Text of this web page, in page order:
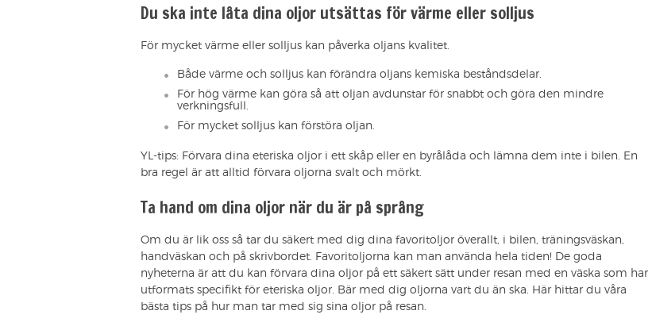
Du ska inte låta dina oljor utsättas för värme eller solljus
För mycket värme eller solljus kan påverka oljans kvalitet.
Både värme och solljus kan förändra oljans kemiska beståndsdelar.
För hög värme kan göra så att oljan avdunstar för snabbt och göra den mindre
verkningsfull.
För mycket solljus kan förstöra oljan.
YL-tips: Förvara dina eteriska oljor i ett skåp eller en byrålåda och lämna dem inte i bilen. En
bra regel är att alltid förvara oljorna svalt och mörkt.
Ta hand om dina oljor när du är på språng
Om du är lik oss så tar du säkert med dig dina favoritoljor överallt, i bilen, träningsväskan,
handväskan och på skrivbordet. Favoritoljorna kan man använda hela tiden! De goda
nyheterna är att du kan förvara dina oljor på ett säkert sätt under resan med en väska som har
utformats specifikt för eteriska oljor. Bär med dig oljorna vart du än ska. Här hittar du våra
bästa tips på hur man tar med sig sina oljor på resan.